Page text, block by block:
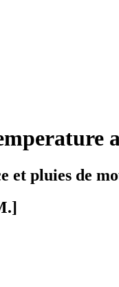
pluies de